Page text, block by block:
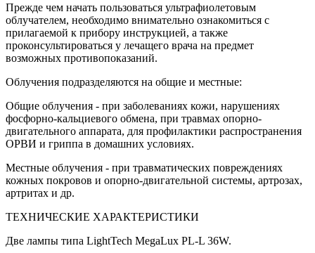
Прежде чем начать пользоваться ультрафиолетовым
облучателем, необходимо внимательно ознакомиться с
прилагаемой к прибору инструкцией, а также
проконсультироваться у лечащего врача на предмет
возможных противопоказаний.
Облучения подразделяются на общие и местные:
Общие облучения - при заболеваниях кожи, нарушениях
фосфорно-кальциевого обмена, при травмах опорно-
двигательного аппарата, для профилактики распространения
ОРВИ и гриппа в домашних условиях.
Местные облучения - при травматических повреждениях
кожных покровов и опорно-двигательной системы, артрозах,
артритах и др.
ТЕХНИЧЕСКИЕ ХАРАКТЕРИСТИКИ
Две лампы типа LightTech MegaLux PL-L 36W.